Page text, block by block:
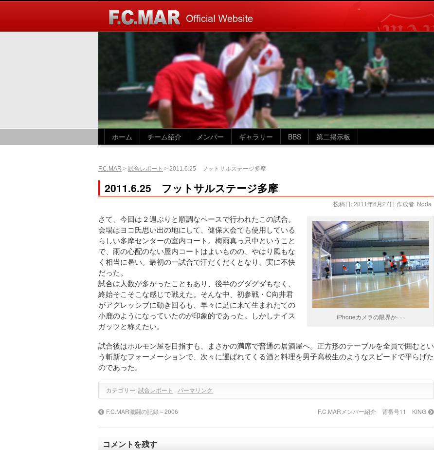
ホーム チーム紹介 メンバー ギャラリー BBS 第二掲示板
F.C.MAR > 試合レポート > 2011.6.25 フットサルステージ多摩
2011.6.25 フットサルステージ多摩
投稿日:2011年6月27日 作成者: Noda
iPhoneカメラの限界か･･･
さて、今回は２週ぶりと順調なペースで行われたこの試合。
会場はヨコ氏思い出の地にして、健保大会でも使用している
らしい多摩センターの室内コート。梅雨真っ只中ということ
で、雨の心配のない屋内コートはよいものの、やはり風もな
く相当に暑い。最初の一試合で汗だくだくとなり、実に不快
だった。
試合は人数が多かったこともあり、後半のグダグダもなく、
終始そこそこな感じで戦えた。そんな中、初参戦・C向井君
がアグレッシブに動き回るも、早々に足に来て生まれたての
小鹿のようになっていたのが印象的であった。しかしナイス
ガッツと称えたい。
試合後はホルモン屋を目指すも、まさかの満席で普通の居酒屋へ。正方形のテーブルを全員で囲むとい
う斬新なフォーメーションで、次々に運ばれてくる酒と料理を男子高校生のようなスピードで平らげた
のであった。
カテゴリー:試合レポート パーマリンク
F.C.MAR激闘の記録～2006 F.C.MARメンバー紹介 背番号11 KING
コメントを残す